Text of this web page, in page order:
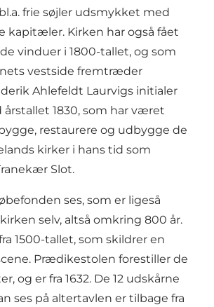
frie søjler udsmykket med
kapitæler. Kirken har også fået
vinduer i 1800-tallet, og som
vestside fremtræder
Ahlefeldt Laurvigs initialer
1830, som har været
restaurere og udbygge de
kirker i hans tid som
Slot.
ses, som er ligeså
selv, altså omkring 800 år.
1500-tallet, som skildrer en
Prædikestolen forestiller de
og er fra 1632. De 12 udskårne
ses på altertavlen er tilbage fra